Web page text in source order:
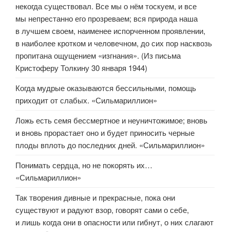
некогда существовал. Все мы о нём тоскуем, и все
мы непрестанно его прозреваем; вся природа наша
в лучшем своем, наименее испорченном проявлении,
в наиболее кротком и человечном, до сих пор насквозь
пропитана ощущением «изгнания». (Из письма
Кристоферу Толкину 30 января 1944)
Когда мудрые оказываются бессильными, помощь
приходит от слабых. «Сильмариллион»
Ложь есть семя бессмертное и неуничтожимое; вновь
и вновь прорастает оно и будет приносить черные
плоды вплоть до последних дней. «Сильмариллион»
Понимать сердца, но не покорять их…
«Сильмариллион»
Так творения дивные и прекрасные, пока они
существуют и радуют взор, говорят сами о себе,
и лишь когда они в опасности или гибнут, о них слагают